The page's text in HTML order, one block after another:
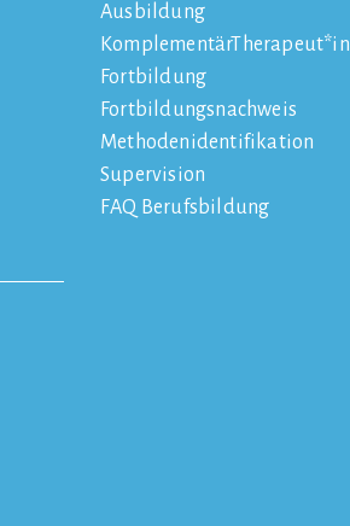
Ausbildung
KomplementärTherapeut*in
Fortbildung
Fortbildungsnachweis
Methodenidentifikation
Supervision
FAQ Berufsbildung